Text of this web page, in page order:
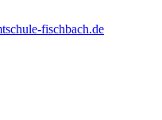
fischbach.de